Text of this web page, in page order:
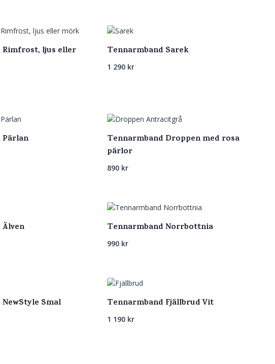
Rimfrost, ljus eller
Tennarmband Sarek
1 290 kr
Tennarmband Droppen med rosa
pärlor
890 kr
Tennarmband Norrbottnia
990 kr
Smal Tennarmband Fjällbrud Vit
1 190 kr